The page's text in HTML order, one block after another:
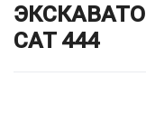
CAT 444